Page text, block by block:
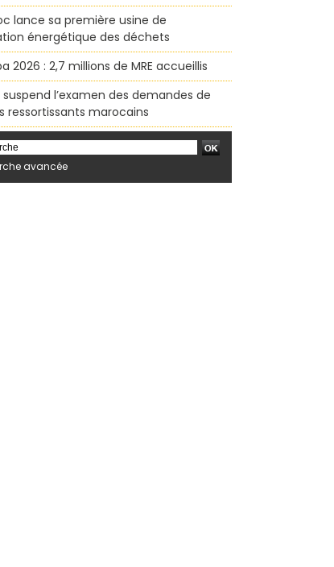
lance sa première usine de
énergétique des déchets
2026 : 2,7 millions de MRE accueillis
suspend l’examen des demandes de
ressortissants marocains
avancée